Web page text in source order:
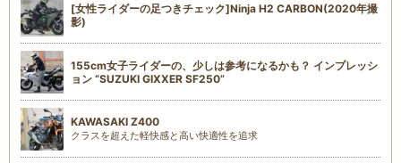
[女性ライダーの足つきチェック]Ninja H2 CARBON(2020年撮
影)
155cm女子ライダーの、少しは参考になるかも？ インプレッシ
ョン “SUZUKI GIXXER SF250”
KAWASAKI Z400
クラスを超えた軽快感と高い快適性を追求